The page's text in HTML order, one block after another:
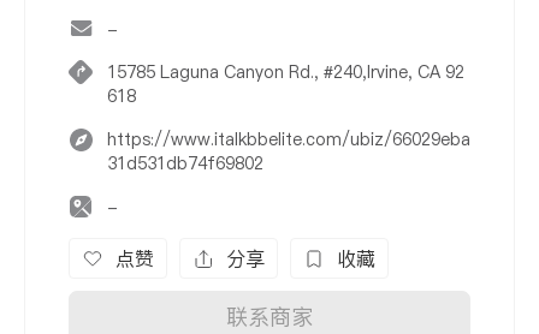
-
15785 Laguna Canyon Rd., #240,Irvine, CA 92
618
https://www.italkbbelite.com/ubiz/66029eba
31d531db74f69802
-
点赞 分享 收藏
联系商家